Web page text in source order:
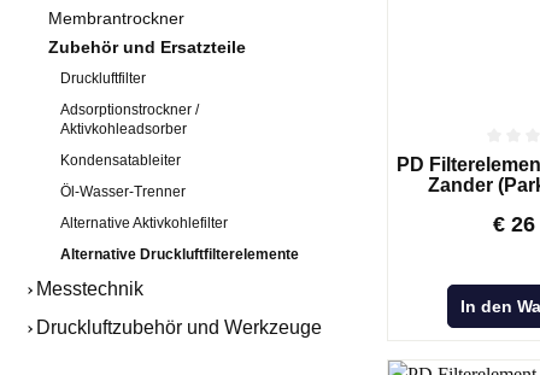
AKTIVKOHLEADSORBER /
ÖLDAMPFADSORBER
Aktivkohleadsorber / Öldampfadsorber
ATC
Hochdruck ATC
ÖL-
Primair
Membrantrockner
Zubehör und Ersatzteile
Druckluftfilter
Adsorptionstrockner /
Aktivkohleadsorber
Kondensatableiter
Öl-Wasser-Trenner
Alternative Aktivkohlefilter
Alternative Druckluftfilterelemente
Messtechnik
Druckluftzubehör und Werkzeuge
PD
Zander
€ 26
In den